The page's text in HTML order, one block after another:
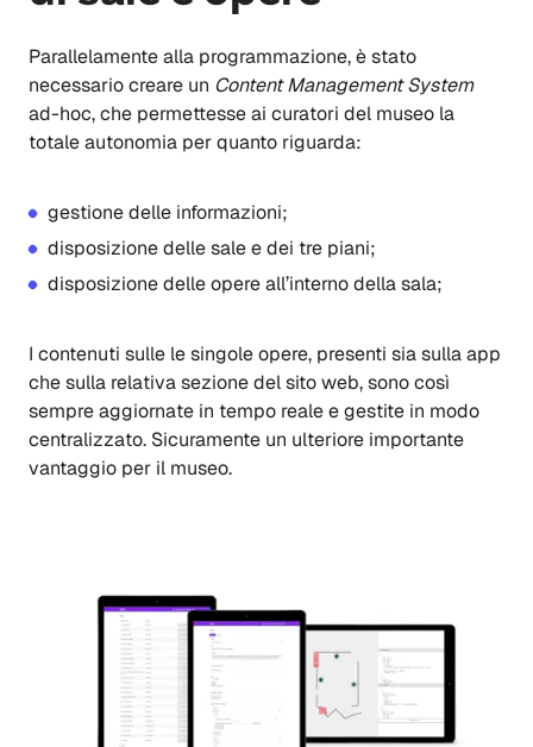
Parallelamente alla programmazione, è stato
necessario creare un Content Management System
ad-hoc, che permettesse ai curatori del museo la
totale autonomia per quanto riguarda:
gestione delle informazioni;
disposizione delle sale e dei tre piani;
disposizione delle opere all’interno della sala;
I contenuti sulle le singole opere, presenti sia sulla app
che sulla relativa sezione del sito web, sono così
sempre aggiornate in tempo reale e gestite in modo
centralizzato. Sicuramente un ulteriore importante
vantaggio per il museo.